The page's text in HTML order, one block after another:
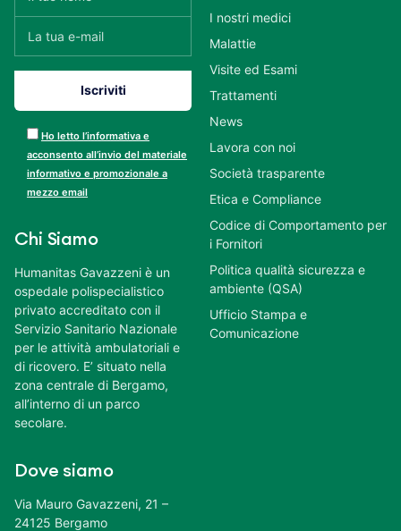
Ho letto l’informativa e
acconsento all’invio del materiale
informativo e promozionale a
mezzo email
Chi Siamo
Humanitas Gavazzeni è un
ospedale polispecialistico
privato accreditato con il
Servizio Sanitario Nazionale
per le attività ambulatoriali e
di ricovero. E’ situato nella
zona centrale di Bergamo,
all’interno di un parco
secolare.
Dove siamo
Via Mauro Gavazzeni, 21 –
24125 Bergamo
I nostri medici
Malattie
Visite ed Esami
Trattamenti
News
Lavora con noi
Società trasparente
Etica e Compliance
Codice di Comportamento per
i Fornitori
Politica qualità sicurezza e
ambiente (QSA)
Ufficio Stampa e
Comunicazione